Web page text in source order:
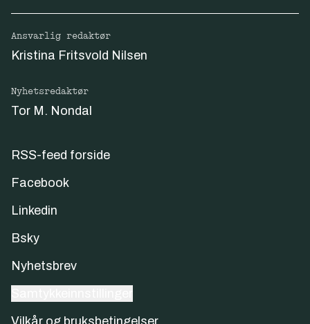
Ansvarlig redaktør
Kristina Fritsvold Nilsen
Nyhetsredaktør
Tor M. Nondal
RSS-feed forside
Facebook
Linkedin
Bsky
Nyhetsbrev